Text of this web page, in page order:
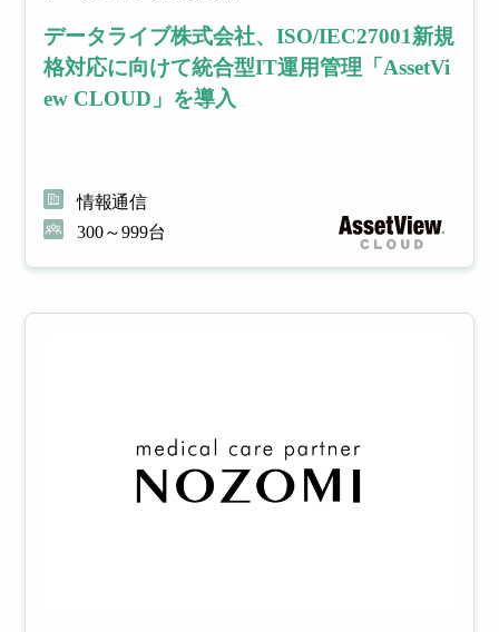
データライブ株式会社、ISO/IEC27001新規
格対応に向けて統合型IT運用管理「AssetVi
ew CLOUD」を導入
情報通信
300～999台